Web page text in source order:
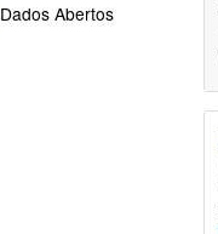
Dados Abertos